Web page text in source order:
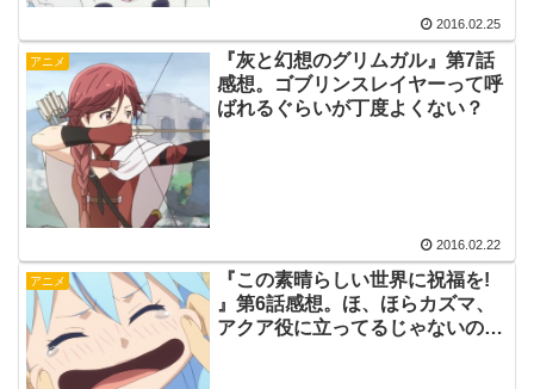
2016.02.25
アニメ
『灰と幻想のグリムガル』第7話
感想。ゴブリンスレイヤーって呼
ばれるぐらいが丁度よくない？
2016.02.22
アニメ
『この素晴らしい世界に祝福を!
』第6話感想。ほ、ほらカズマ、
アクア役に立ってるじゃないの…